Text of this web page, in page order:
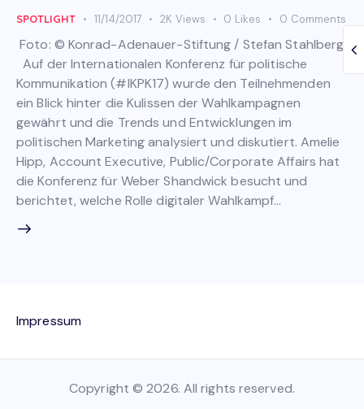
SPOTLIGHT 11/14/2017 2K Views 0 Likes 0 Comments
Foto: © Konrad-Adenauer-Stiftung / Stefan Stahlberg
Auf der Internationalen Konferenz für politische
Kommunikation (#IKPK17) wurde den Teilnehmenden
ein Blick hinter die Kulissen der Wahlkampagnen
gewährt und die Trends und Entwicklungen im
politischen Marketing analysiert und diskutiert. Amelie
Hipp, Account Executive, Public/Corporate Affairs hat
die Konferenz für Weber Shandwick besucht und
berichtet, welche Rolle digitaler Wahlkampf…
Impressum
Copyright © 2026. All rights reserved.